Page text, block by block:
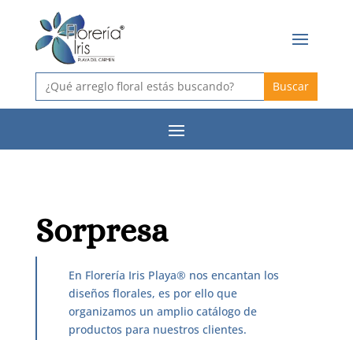
Buscar:
Sorpresa
En Florería Iris Playa® nos encantan los
diseños florales, es por ello que
organizamos un amplio catálogo de
productos para nuestros clientes.